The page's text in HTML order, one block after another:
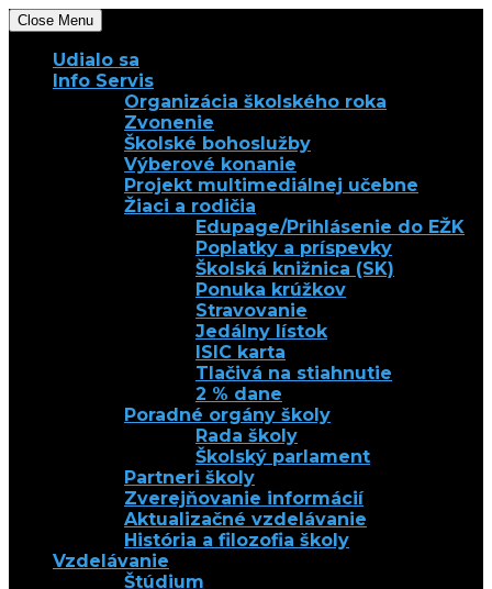
Close Menu
Udialo sa
Info Servis
Organizácia školského roka
Zvonenie
Školské bohoslužby
Výberové konanie
Projekt multimediálnej učebne
Žiaci a rodičia
Edupage/Prihlásenie do EŽK
Poplatky a príspevky
Školská knižnica (SK)
Ponuka krúžkov
Stravovanie
Jedálny lístok
ISIC karta
Tlačivá na stiahnutie
2 % dane
Poradné orgány školy
Rada školy
Školský parlament
Partneri školy
Zverejňovanie informácií
Aktualizačné vzdelávanie
História a filozofia školy
Vzdelávanie
Štúdium